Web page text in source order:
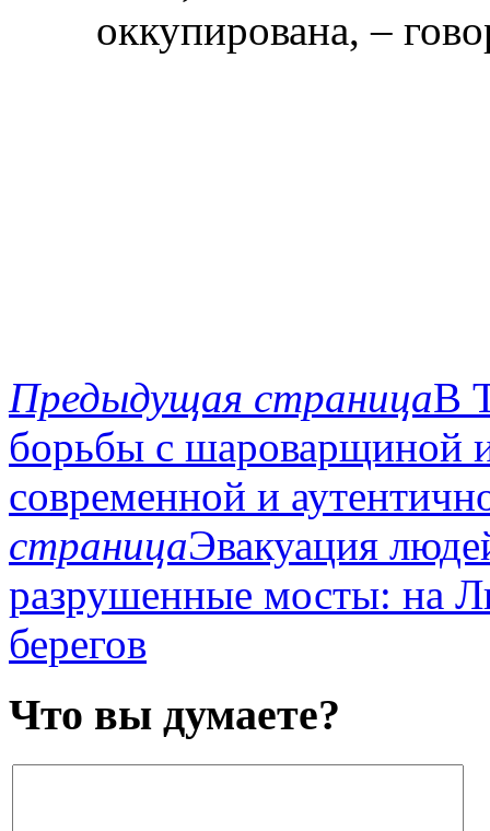
оккупирована, –
Предыдущая страницаВ
борьбы с шароварщиной
современной и
страницаЭвакуация
разрушенные мосты: на
берегов
Что вы думаете?